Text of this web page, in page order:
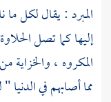
المبرد: يقال لكل
إليها كما تصل
المكروه ،
مما أصابهم في